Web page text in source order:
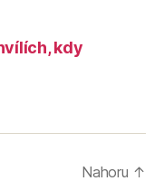
kdy
Nahoru ↑